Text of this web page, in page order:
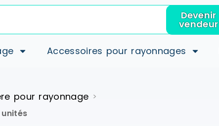
Devenir
vendeur
Accessoires pour rayonnages
pour rayonnage >